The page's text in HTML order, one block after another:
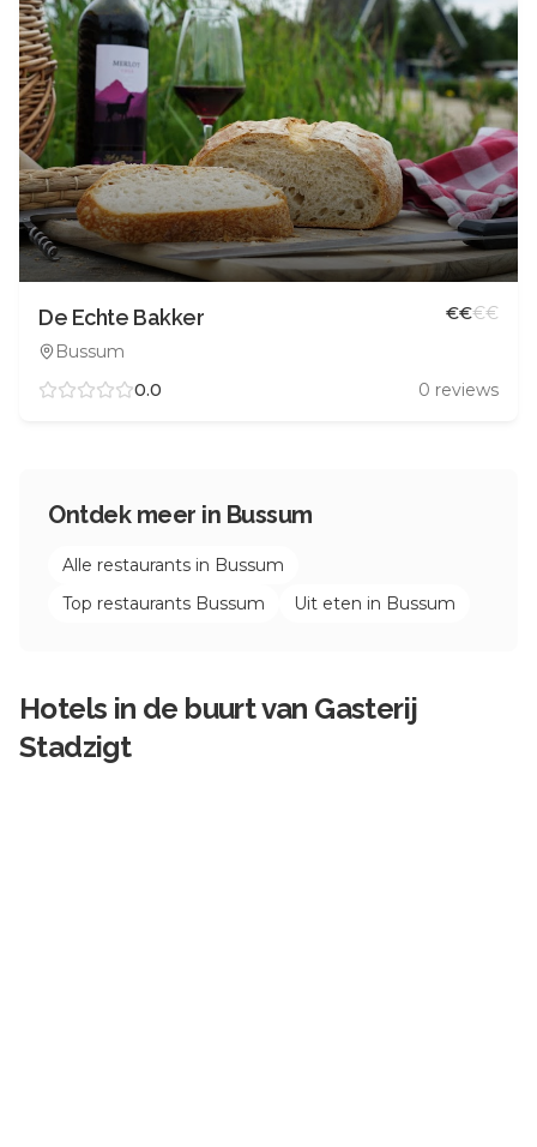
De Echte Bakker
Bussum
€€€€
0.0 0 reviews
Ontdek meer in Bussum
Alle restaurants in Bussum
Top restaurants Bussum Uit eten in Bussum
Hotels in de buurt van Gasterij
Stadzigt